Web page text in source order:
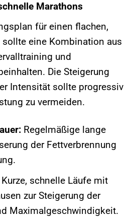
Marathons
für einen flachen,
eine Kombination aus
und
Die Steigerung
Intensität sollte progressiv
zu vermeiden.
Regelmäßige lange
der Fettverbrennung
schnelle Läufe mit
zur Steigerung der
Maximalgeschwindigkeit.